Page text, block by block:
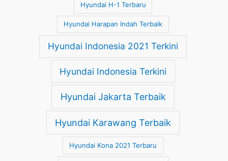
Hyundai H-1 Terbaru
Hyundai Harapan Indah Terbaik
Hyundai Indonesia 2021 Terkini
Hyundai Indonesia Terkini
Hyundai Jakarta Terbaik
Hyundai Karawang Terbaik
Hyundai Kona 2021 Terbaru